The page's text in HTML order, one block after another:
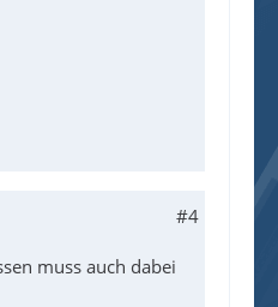
#4
muss auch dabei